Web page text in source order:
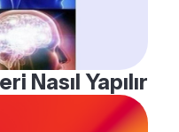
Nasıl Yapılır